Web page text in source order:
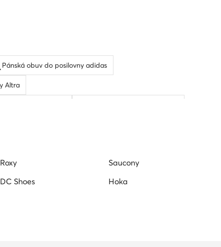
Pánská obuv do posilovny adidas
Altra
Roxy
Saucony
DC Shoes
Hoka